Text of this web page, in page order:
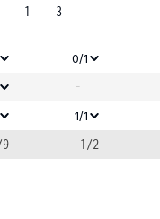
1
3
0/1
-
1/1
1/2